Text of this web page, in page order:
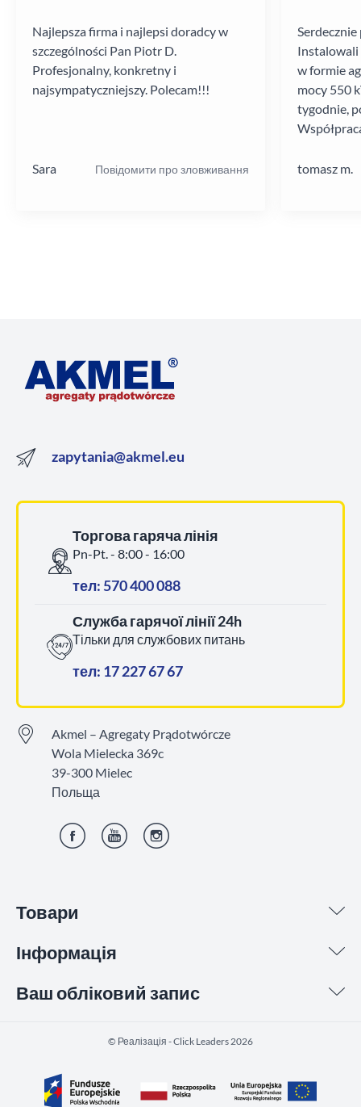
Najlepsza firma i najlepsi doradcy w
szczególności Pan Piotr D.
Profesjonalny, konkretny i
najsympatyczniejszy. Polecam!!!
Sara Повідомити про зловживання
Instalowali
w formie
mocy 550
tygodnie,
tomasz m.
Товари
Інформація
Ваш обліковий запис
zapytania@akmel.eu
Торгова гаряча лінія
Pn-Pt. - 8:00 - 16:00
тел: 570 400 088
Служба гарячої лінії 24h
Тільки для службових питань
тел: 17 227 67 67
Akmel – Agregaty Prądotwórcze
Wola Mielecka 369c
39-300 Mielec
Польща
©️ Реалізація - Click Leaders 2026